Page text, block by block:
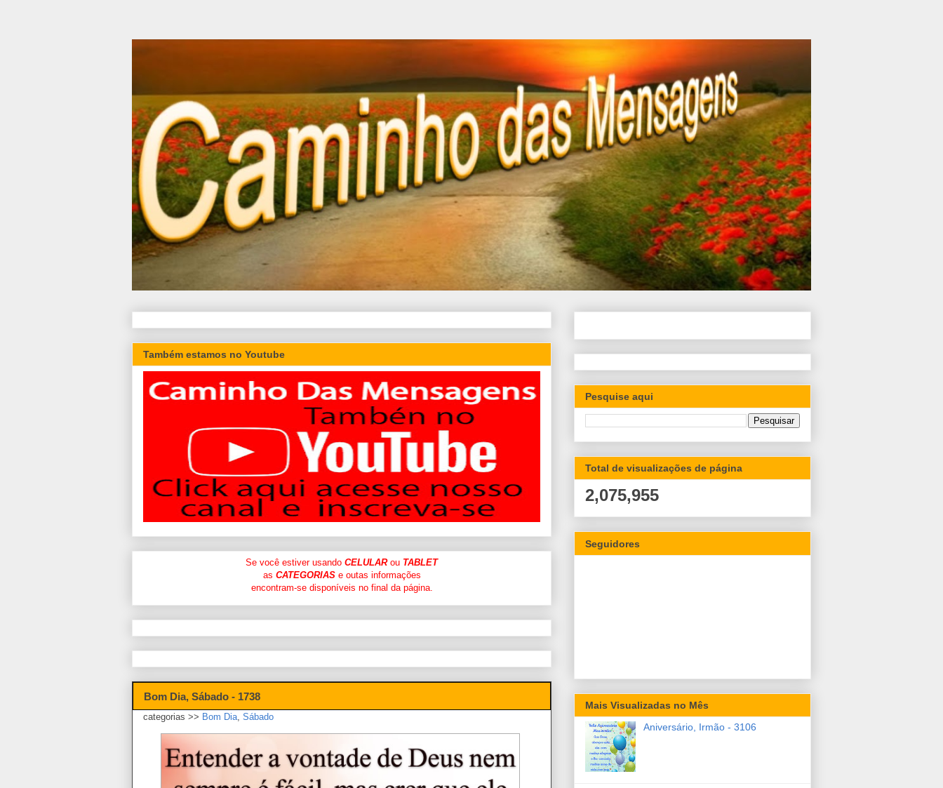
Também estamos no Youtube
Se você estiver usando CELULARou TABLET
as CATEGORIASe outas informações
encontram-se disponíveis no final da página.
Bom Dia, Sábado - 1738
categorias >> Bom Dia Sábado
Pesquise aqui
Total de visualizações de página
2,075,955
Seguidores
Mais Visualizadas no Mês
Aniversário, Irmão - 3106